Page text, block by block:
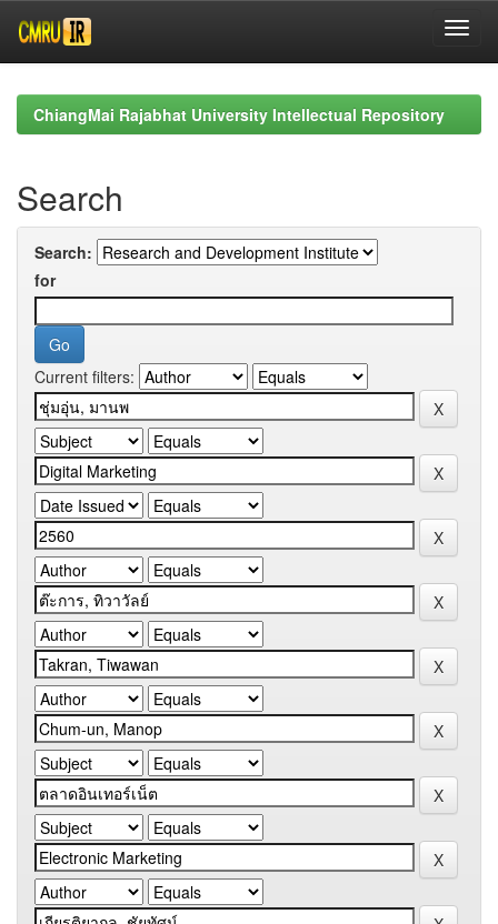
navigationChiangMai Rajabhat University Intellectual Repository
Search
Search:
for
Current filters: